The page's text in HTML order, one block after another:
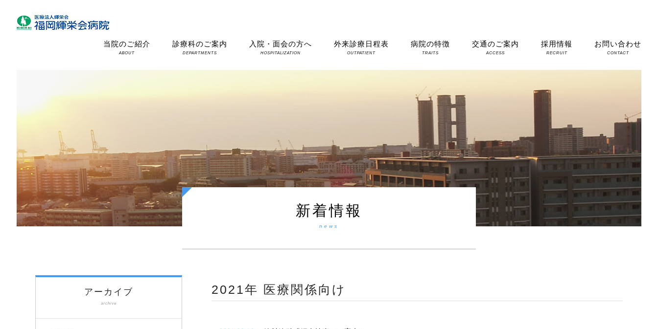
お問い合わせ
CONTACT
採用情報
RECRUIT
交通のご案内
ACCESS
病院の特徴
TRAITS
外来診療日程表
OUTPATIENT
入院・面会の方へ
HOSPITALIZATION
診療科のご案内
DEPARTMENTS
当院のご紹介
ABOUT
新着情報
news
2021年 医療関係向け
アーカイブ
archive